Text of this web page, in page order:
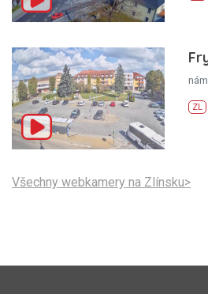
ZL
Všechny webkamery na Zlínsku>